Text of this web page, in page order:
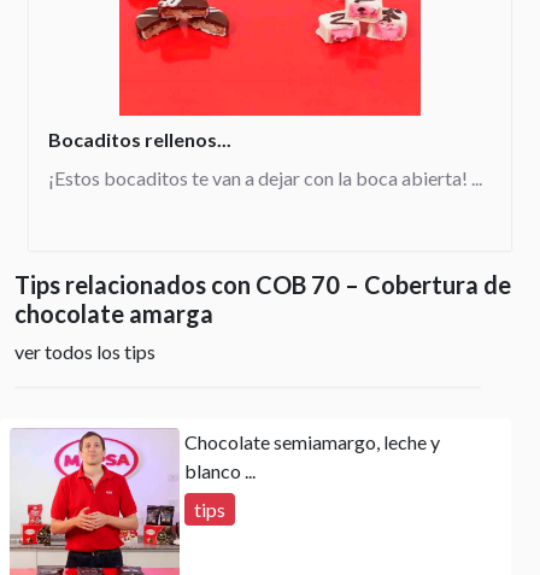
Bocaditos rellenos...
¡Estos bocaditos te van a dejar con la boca abierta! ...
Tips relacionados con COB 70 – Cobertura de
chocolate amarga
ver todos los tips
Chocolate semiamargo, leche y
blanco ...
tips